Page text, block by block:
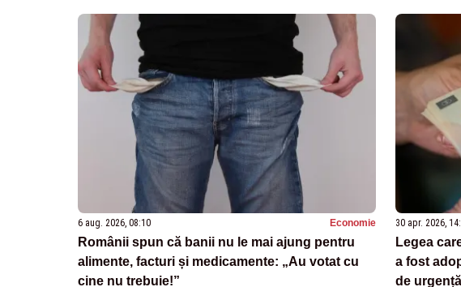
6 aug. 2026, 08:10 Economie
Românii spun că banii nu le mai ajung pentru
alimente, facturi și medicamente: „Au votat cu
cine nu trebuie!”
30 apr. 2026,
Legea
a fost
de urgență